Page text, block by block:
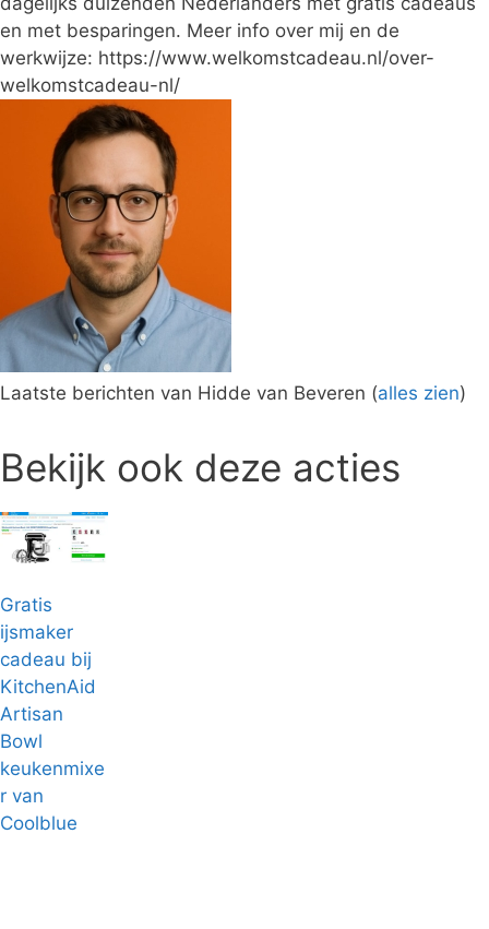
en met besparingen. Meer info over mij en de
werkwijze: https://www.welkomstcadeau.nl/over-
welkomstcadeau-nl/
Laatste berichten van Hidde van Beveren (alles zien)
Bekijk ook deze acties
Gratis
ijsmaker
cadeau bij
KitchenAid
Artisan
Bowl
keukenmixe
r van
Coolblue